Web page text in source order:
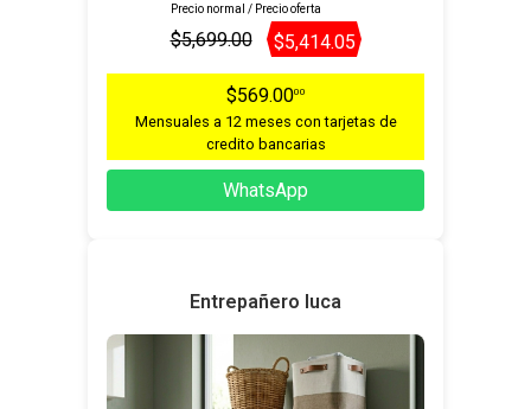
Precio normal / Precio oferta
$5,699.00 $5,414.05
$569.0000
Mensuales a 12 meses con tarjetas de
credito bancarias
WhatsApp
Entrepañero luca